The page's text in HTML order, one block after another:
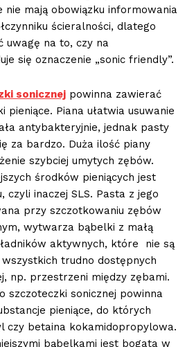
mają obowiązku informowania
ścieralności, dlatego
uwagę na to, czy na
się oznaczenie „sonic friendly”.
sonicznej powinna zawierać
pieniące. Piana ułatwia usuwanie
antybakteryjnie, jednak pasty
za bardzo. Duża ilość piany
szybciej umytych zębów.
środków pieniących jest
czyli inaczej SLS. Pasta z jego
przy szczotkowaniu zębów
wytwarza bąbelki z małą
aktywnych, które nie są
trudno dostępnych
np. przestrzeni między zębami.
szczoteczki sonicznej powinna
pieniące, do których
czy betaina kokamidopropylowa.
bąbelkami jest bogata w